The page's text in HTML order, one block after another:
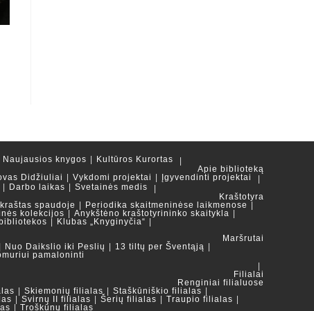
Naujausios knygos
Kultūros Kurortas
Apie biblioteką
Didžiuliai Vykdomi projektai
Įgyvendinti projektai
Darbo laikas
Svetainės medis
Kraštotyra
spaudoje
Periodika skaitmeninėse laikmenose
kolekcijos
Anykštėno kraštotyrininko skaitykla
Klubas „Knyginyčia“
Maršrutai
Nuo Daikslio iki Peslių
13 tiltų per Šventąją
pamaloninti
Filialai
Renginiai filialuose
Skiemonių filialas
Staškūniškio filialas
Svirnų II filialas Šerių filialas
Traupio filialas
Troškūnų filialas